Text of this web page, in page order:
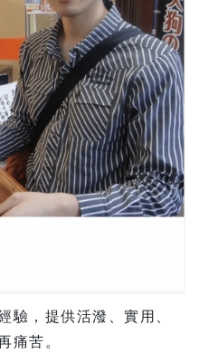
驗，提供活潑、實用、
痛苦。